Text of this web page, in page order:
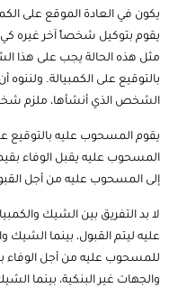
يكون في العادة الموقع على
يقوم بتوكيل شخصاً آخر غيره كي
مثل هذه الحالة يجب على هذا
بالتوقيع على الكمبيالة.
الشخص الذي أنشأها، ملزم
يقوم المسحوب عليه بالتوقيع
المسحوب عليه يقبل الوفاء
إلى المسحوب عليه من أجل
لا بد التفريق بين الشيك
عليه ليتم القبول، بينما الشيك
للمسحوب عليه من أجل الوفاء
والجهات غير البنكية، بينما